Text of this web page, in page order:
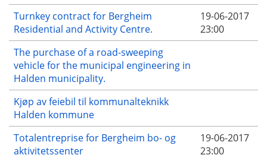
Turnkey contract for Bergheim
Residential and Activity Centre.
19-06-2017
23:00
The purchase of a road-sweeping
vehicle for the municipal engineering in
Halden municipality.
Kjøp av feiebil til kommunalteknikk
Halden kommune
Totalentreprise for Bergheim bo- og
aktivitetssenter
19-06-2017
23:00